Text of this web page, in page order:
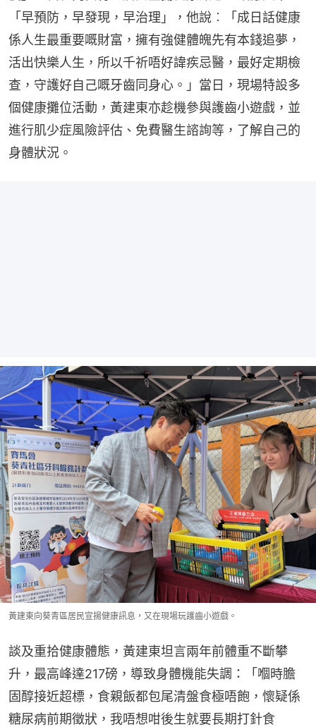
「早預防，早發現，早治理」，他說︰「成日話健康
係人生最重要嘅財富，擁有強健體魄先有本錢追夢，
活出快樂人生，所以千祈唔好諱疾忌醫，最好定期檢
查，守護好自己嘅牙齒同身心。」當日，現場特設多
個健康攤位活動，黃建東亦趁機參與護齒小遊戲，並
進行肌少症風險評估、免費醫生諮詢等，了解自己的
身體狀況。
黃建東向葵青區居民宣揚健康訊息，又在現場玩護齒小遊戲。
談及重拾健康體態，黃建東坦言兩年前體重不斷攀
升，最高峰達217磅，導致身體機能失調：「嗰時膽
固醇接近超標，食親飯都包尾清盤食極唔飽，懷疑係
糖尿病前期徵狀，我唔想咁後生就要長期打針食